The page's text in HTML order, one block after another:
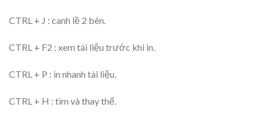
CTRL + J : canh lề 2 bên.
CTRL + F2 : xem tài liệu trước khi in.
CTRL + P : in nhanh tài liệu.
CTRL + H : tìm và thay thế.